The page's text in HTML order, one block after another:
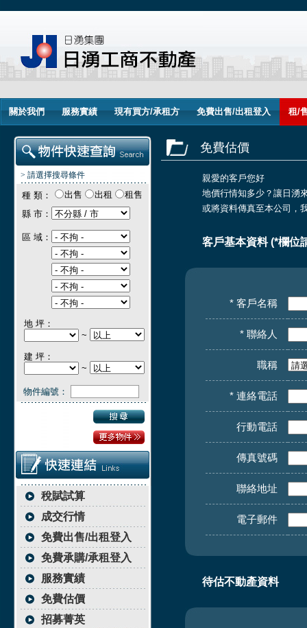
關於我們 服務實績 現有買方/承租方 免費出售/出租登入 租/
> 請選擇搜尋條件
種 類： 出售 出租
租售
縣 市：
區 域：
地 坪：
~
建 坪：
~
物件編號：
稅賦試算
成交行情
免費出售/出租登入
免費承購/承租登入
服務實績
免費估價
招募菁英
免費估價
親愛的客戶您好
地價行情知多少？讓日湧
或將資料傳真至本公司，
客戶基本資料 (*欄位
* 客戶名稱
* 聯絡人
職稱
* 連絡電話
行動電話
傳真號碼
聯絡地址
電子郵件
待估不動產資料